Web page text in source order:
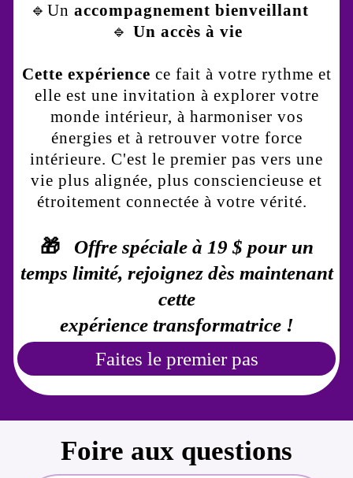
🔹Un accompagnement bienveillant
🔹 Un accès à vie
Cette expérience ce fait à votre rythme et
elle est une invitation à explorer votre
monde intérieur, à harmoniser vos
énergies et à retrouver votre force
intérieure. C'est le premier pas vers une
vie plus alignée, plus consciencieuse et
étroitement connectée à votre vérité.
🎁 Offre spéciale à 19 $ pour un
temps limité, rejoignez dès maintenant
cette
expérience transformatrice !
Faites le premier pas
Foire aux questions